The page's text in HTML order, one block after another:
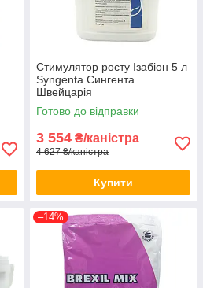
Стимулятор росту Ізабіон 5 л
Syngenta Сингента
Швейцарія
Готово до відправки
3 554 ₴/каністра
4 627 ₴/каністра
Купити
–14%